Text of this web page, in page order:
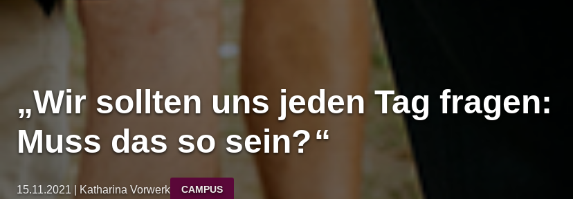
„Wir sollten uns jeden Tag fragen:
Muss das so sein? “
15.11.2021 | Katharina Vorwerk CAMPUS